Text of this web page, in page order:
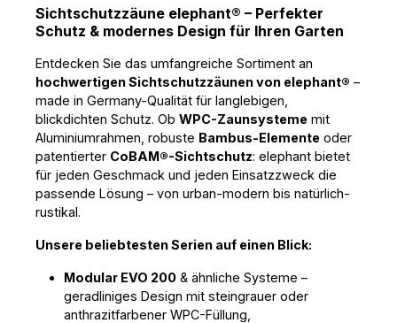
Zierelemente: ja nach Wahl aus Aluminium-
Zaunfüllung: selbst wählbar aus UPM Deck
150, UPM Deck 127, UPM Lifecycle, Vision,
Piazza oder UPM Facade -Modernes
Design-Lang anhaltende Farben-Frei von
Lignin -> kein Vergrauen-einzigartige
Oberfläche-hoher Rutschwiderstand-hohe
Widerstandsfähigkeit-0% Gefälle Verlegung
möglich-Direkter Erdkontakt möglich-10
Jahre Garantie gegen Verrottung &
Verwerfung-Deutscher Tech. Support-Made
in Germany
Sichtschutzzäune elephant® – Perfekter
Schutz & modernes Design für Ihren Garten
hochwertigen Sichtschutzzäunen von elephant® –
made in Germany-Qualität für langlebigen,
blickdichten Schutz. Ob WPC-Zaunsysteme mit
Aluminiumrahmen, robuste Bambus-Elemente oder
patentierter CoBAM®-Sichtschutz: elephant bietet
für jeden Geschmack und jeden Einsatzzweck die
passende Lösung – von urban-modern bis natürlich-
rustikal.
Unsere beliebtesten Serien auf einen Blick:
Modular EVO 200 & ähnliche Systeme –
geradliniges Design mit steingrauer oder
anthrazitfarbener WPC-Füllung,